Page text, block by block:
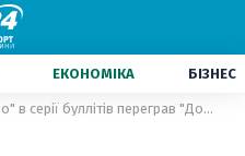
ЕКОНОМІКА БІЗНЕС
"Дніпро" в серії буллітів переграв "Донбас", "Кременчук" розчавив "Білий Барс": відео